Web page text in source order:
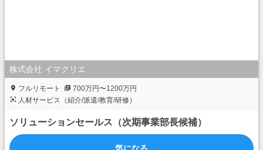
株式会社 イマクリエ
フルリモート
700万円〜1200万円
人材サービス（紹介/派遣/教育/研修）
ソリューションセールス（次期事業部長候補）